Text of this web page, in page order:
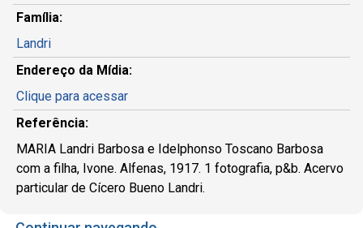
Família:
Landri
Endereço da Mídia:
Clique para acessar
Referência:
MARIA Landri Barbosa e Idelphonso Toscano Barbosa
com a filha, Ivone. Alfenas, 1917. 1 fotografia, p&b. Acervo
particular de Cícero Bueno Landri.